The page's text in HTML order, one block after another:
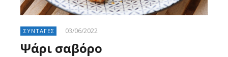
ΣΥΝΤΑΓΕΣ 03/06/2022
Ψάρι σαβόρο